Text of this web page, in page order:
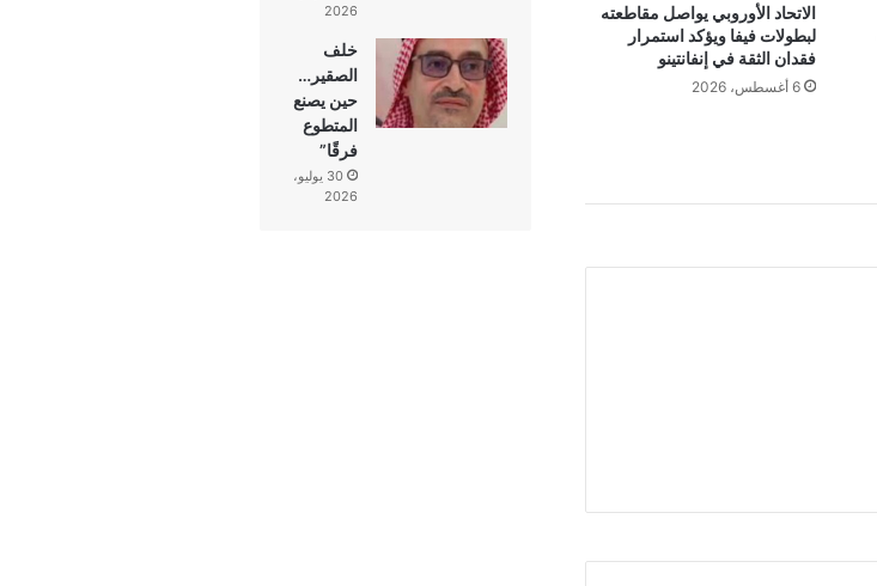
الاتحاد الأوروبي يواصل مقاطعته
لبطولات فيفا ويؤكد استمرار
فقدان الثقة في إنفانتينو
6 أغسطس، 2026
2026
خلف
الصقير…
حين يصنع
المتطوع
فرقًا”
30 يوليو،
2026